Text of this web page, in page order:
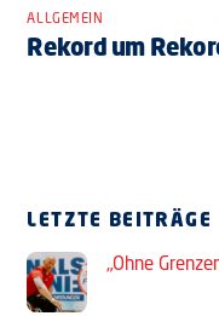
ALLGEMEIN
Rekord um
LETZTE BEITRÄGE
„Ohne